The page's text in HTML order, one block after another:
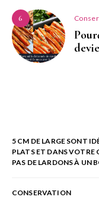
6
5 CM DE LARGE SONT
PLATS ET DANS
PAS DE LARDONS À UN
CONSERVATION